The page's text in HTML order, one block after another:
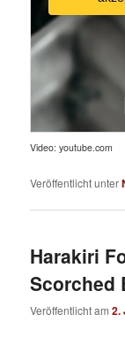
Video: youtube.com
Veröffentlicht unter
Harakiri
Scorched
Veröffentlicht am2.